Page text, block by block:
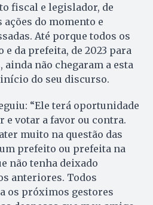
fiscal e legislador, de
do momento e
Até porque todos os
da prefeita, de 2023 para
ainda não chegaram a esta
início do seu discurso.
“Ele terá oportunidade
e votar a favor ou contra.
muito na questão das
prefeito ou prefeita na
não tenha deixado
anteriores. Todos
os próximos gestores